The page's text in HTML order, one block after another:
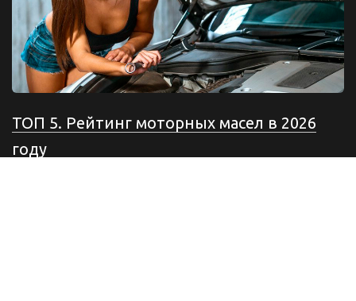
ТОП 5. Рейтинг моторных масел в 2026
году